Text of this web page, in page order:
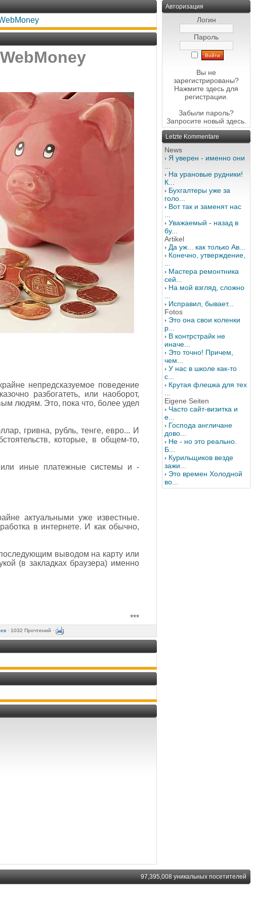
непредсказуемое поведение
разбогатеть, или наоборот,
людям. Это, пока что, более удел
гривна, рубль, тенге, евро... И
которые, в общем-то,
или иные платежные системы и -
актуальными уже известные.
в интернете. И как обычно,
выводом на карту или
(в закладках браузера) именно
***
· 1032 Прочтений ·
Авторизация
Логин
Пароль
Вы не
зарегистрированы?
Нажмите здесь для
регистрации.
Забыли пароль?
Запросите новый здесь.
Letzte Kommentare
News
Я уверен - именно они
На урановые рудники!
К...
Бухгалтеры уже за
голо...
Вот так и заменят нас
Уважаемый - назад в
бу...
Artikel
Да уж... как только Ав...
Конечно, утверждение,
Мастера ремонтника
сей...
На мой взгляд, сложно
Исправил, бывает...
Fotos
Это она свои коленки
р...
В контрстрайк не
иначе...
Это точно! Причем,
чем...
У нас в школе как-то
с...
Крутая флешка для тех
Eigene Seiten
Часто сайт-визитка и
е...
Господа англичане
дово...
Не - но это реально.
Б...
Курильщиков везде
зажи...
Это времен Холодной
во...
97,395,008 уникальных посетителей